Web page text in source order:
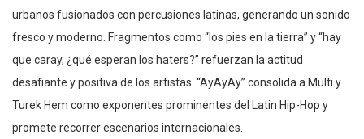
urbanos fusionados con percusiones latinas, generando un sonido
fresco y moderno. Fragmentos como “los pies en la tierra” y “hay
que caray, ¿qué esperan los haters?” refuerzan la actitud
desafiante y positiva de los artistas. “AyAyAy” consolida a Multi y
Turek Hem como exponentes prominentes del Latin Hip-Hop y
promete recorrer escenarios internacionales.